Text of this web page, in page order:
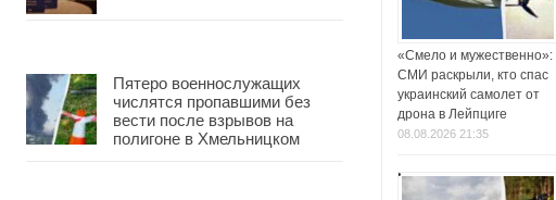
Пятеро военнослужащих
числятся пропавшими без
вести после взрывов на
полигоне в Хмельницком
«Смело и мужественно»:
СМИ раскрыли, кто спас
украинский самолет от
дрона в Лейпциге
08.08.2026 21:35